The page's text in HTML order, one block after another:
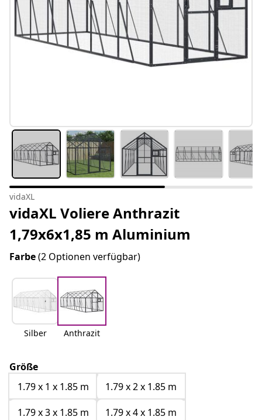
vidaXL
vidaXL Voliere Anthrazit
1,79x6x1,85 m Aluminium
Farbe(2 Optionen verfügbar)
Silber Anthrazit
Größe
1.79 x 1 x 1.85 m
1.79 x 2 x 1.85 m
1.79 x 3 x 1.85 m
1.79 x 4 x 1.85 m